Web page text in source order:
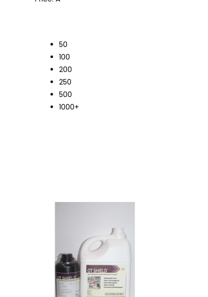
50
100
200
250
500
1000+